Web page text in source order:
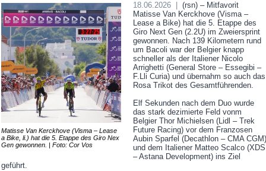
Matisse Van Kerckhove (Visma – Lease
a Bike, li.) hat die 5. Etappe des Giro Nex
Gen gewonnen. | Foto: Cor Vos
18.06.2026 |
(rsn) – Mitfavorit
Matisse Van Kerckhove (Visma –
Lease a Bike) hat die 5. Etappe des
Giro Next Gen (2.2U) im Zweiersprint
gewonnen. Nach 139 Kilometern rund
um Bacoli war der Belgier knapp
schneller als der Italiener Nicolo
Arrighetti (General Store – Essegibi –
F.Lli Curia) und übernahm so auch das
Rosa Trikot des Gesamtführenden.
Elf Sekunden nach dem Duo wurde
das stark dezimierte Feld vonm
Belgier Thor Michielsen (Lidl – Trek
Future Racing) vor dem Franzosen
Aubin Sparfel (Decathlon – CMA CGM)
und dem Italiener Matteo Scalco (XDS
– Astana Development) ins Ziel
geführt.